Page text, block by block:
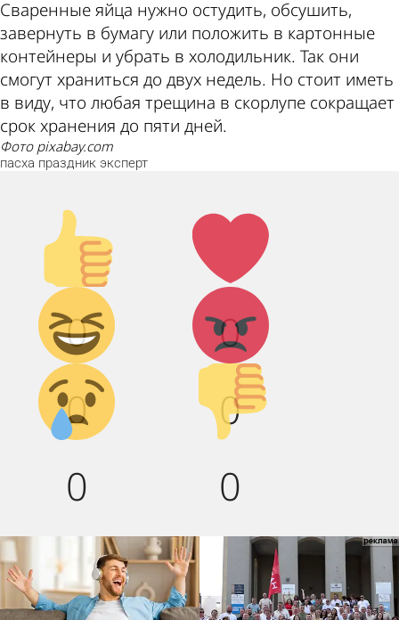
Сваренные яйца нужно остудить, обсушить,
завернуть в бумагу или положить в картонные
контейнеры и убрать в холодильник. Так они
смогут храниться до двух недель. Но стоит иметь
в виду, что любая трещина в скорлупе сокращает
срок хранения до пяти дней.
фото pixabay.com
пасха праздник эксперт
Палец
вверх!
0
Лайк!
0
Дикий
смех!
0
Агрессия!
0
Грусть :(
0
Палец
вниз!
0